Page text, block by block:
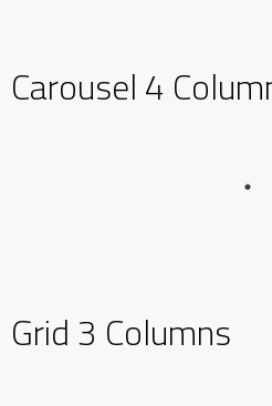
Carousel 4
Grid 3 Columns